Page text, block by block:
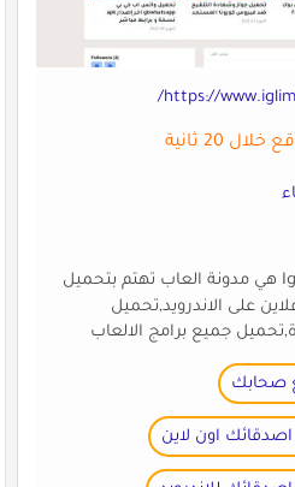
https://
20 ثانية
IgliM99Games هي مدونة العاب تهتم بتحميل
على الاندرويد,تحميل
جميع برامج الالعاب
صحابك